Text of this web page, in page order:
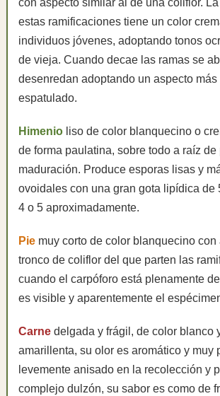
con aspecto similar al de una coliflor.
estas ramificaciones tiene un color
individuos jóvenes, adoptando tonos
de vieja. Cuando decae las ramas se
desenredan adoptando un aspecto
espatulado.
Himenio liso de color blanquecino o
de forma paulatina, sobre todo a raíz de
maduración. Produce esporas lisas y
ovoidales con una gran gota lipídica de
4 o 5 aproximadamente.
Pie muy corto de color blanquecino con
tronco de coliflor del que parten las
cuando el carpóforo está plenamente
es visible y aparentemente el
Carne delgada y frágil, de color blanco
amarillenta, su olor es aromático y muy
levemente anisado en la recolección y
complejo dulzón, su sabor es como de